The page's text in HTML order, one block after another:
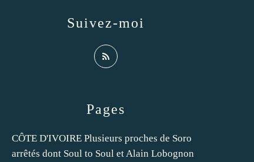
Pages
CÔTE D'IVOIRE Plusieurs proches de Soro
arrêtés dont Soul to Soul et Alain Lobognon
Suivez-moi